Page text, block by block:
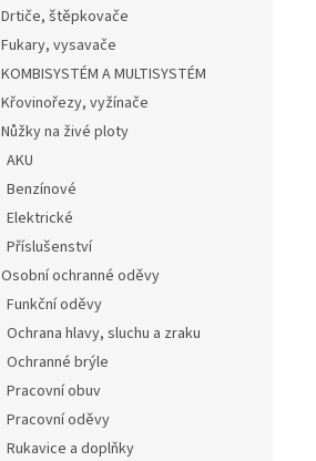
Drtiče, štěpkovače
Fukary, vysavače
KOMBISYSTÉM A MULTISYSTÉM
Křovinořezy, vyžínače
Nůžky na živé ploty
AKU
Benzínové
Elektrické
Příslušenství
Osobní ochranné oděvy
Funkční oděvy
Ochrana hlavy, sluchu a zraku
Ochranné brýle
Pracovní obuv
Pracovní oděvy
Rukavice a doplňky